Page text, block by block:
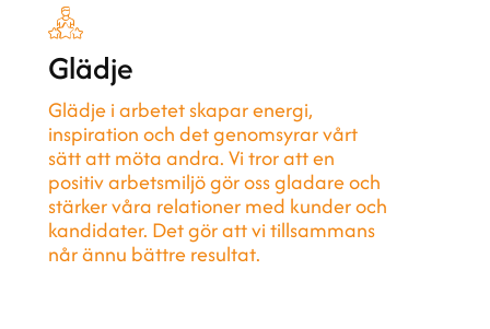
Glädje
Glädje i arbetet skapar energi,
inspiration och det genomsyrar vårt
sätt att möta andra. Vi tror att en
positiv arbetsmiljö gör oss gladare och
stärker våra relationer med kunder och
kandidater. Det gör att vi tillsammans
når ännu bättre resultat.